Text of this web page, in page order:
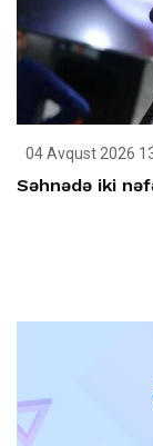
04 Avqust 2026
Səhnədə iki